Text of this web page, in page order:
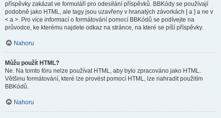
příspěvky zakázat ve formuláři pro odesílání příspěvků. BBKódy se používají
podobně jako HTML, ale tagy jsou uzavřeny v hranatých závorkách [ a ] a ne v
< a >. Pro více informací o formátování pomocí BBKódů se podívejte na
průvodce, ke kterému najdete odkaz na stránce, na které se píší příspěvky.
Nahoru
Můžu použít HTML?
Ne. Na tomto fóru nelze používat HTML, aby bylo zpracováno jako HTML.
Většinu formátování, které lze provést pomocí HTML, lze nahradit použitím
BBKódů.
Nahoru